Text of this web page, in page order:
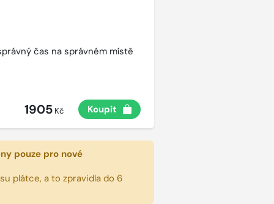
čas na správném místě
1905Kč Koupit
pouze pro nové
plátce, a to zpravidla do 6